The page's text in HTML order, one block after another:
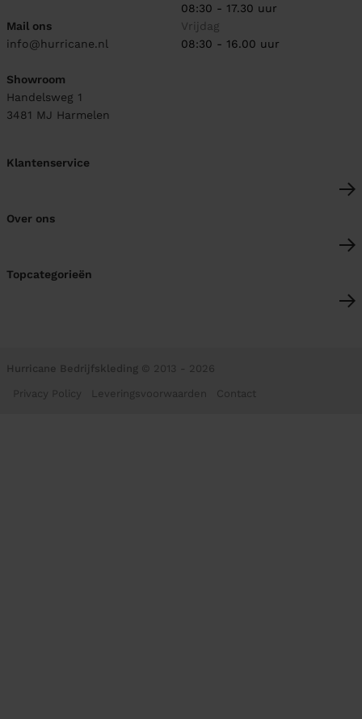
Mail ons
info@hurricane.nl
Showroom
Handelsweg 1
3481 MJ Harmelen
08:30 - 17.30 uur
Vrijdag
08:30 - 16.00 uur
Klantenservice
Over ons
Topcategorieën
Hurricane Bedrijfskleding © 2013 - 2026
Privacy Policy Leveringsvoorwaarden Contact